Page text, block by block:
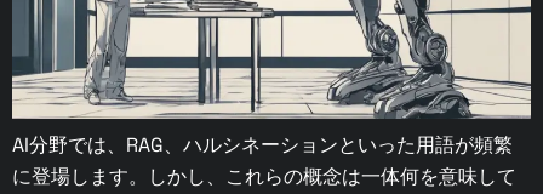
AI分野では、RAG、ハルシネーションといった用語が頻繁
に登場します。しかし、これらの概念は一体何を意味して